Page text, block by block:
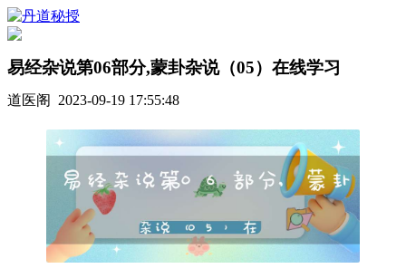
易经杂说第06部分,蒙卦杂说（05）在线学习
道医阁 2023-09-19 17:55:48